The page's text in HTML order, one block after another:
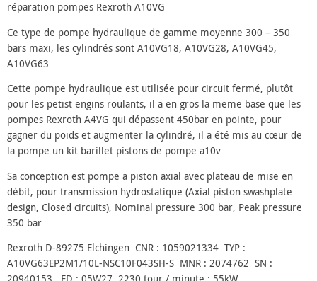
réparation pompes Rexroth A10VG
Ce type de pompe hydraulique de gamme moyenne 300 – 350
bars maxi, les cylindrés sont A10VG18, A10VG28, A10VG45,
A10VG63
Cette pompe hydraulique est utilisée pour circuit fermé, plutôt
pour les petist engins roulants, il a en gros la meme base que les
pompes Rexroth A4VG qui dépassent 450bar en pointe, pour
gagner du poids et augmenter la cylindré, il a été mis au cœur de
la pompe un kit barillet pistons de pompe a10v
Sa conception est pompe a piston axial avec plateau de mise en
débit, pour transmission hydrostatique (Axial piston swashplate
design, Closed circuits), Nominal pressure 300 bar, Peak pressure
350 bar
Rexroth D-89275 Elchingen CNR : 1059021334 TYP :
A10VG63EP2M1/10L-NSC10F043SH-S MNR : 2074762 SN :